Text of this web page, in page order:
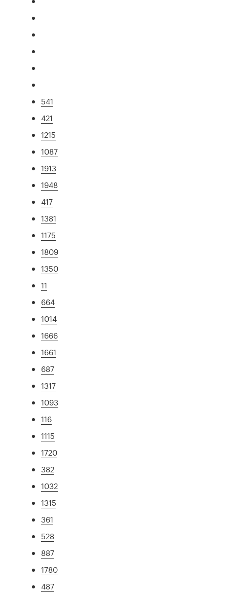
541
421
1215
1087
1913
1948
417
1381
1175
1809
1350
11
664
1014
1666
1661
687
1317
1093
116
1115
1720
382
1032
1315
361
528
887
1780
487